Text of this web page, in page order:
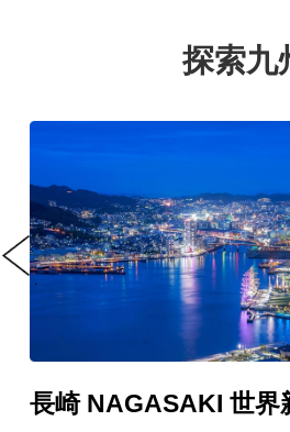
探索九
Previous
景之一 熊本